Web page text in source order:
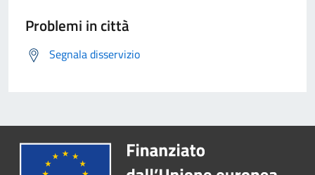
Problemi in città
Segnala disservizio